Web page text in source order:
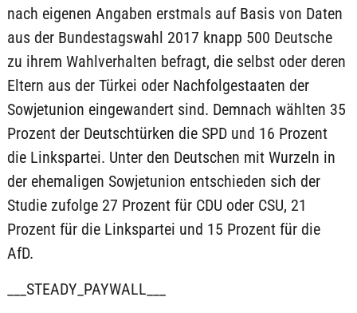
nach eigenen Angaben erstmals auf Basis von Daten
aus der Bundestagswahl 2017 knapp 500 Deutsche
zu ihrem Wahlverhalten befragt, die selbst oder deren
Eltern aus der Türkei oder Nachfolgestaaten der
Sowjetunion eingewandert sind. Demnach wählten 35
Prozent der Deutschtürken die SPD und 16 Prozent
die Linkspartei. Unter den Deutschen mit Wurzeln in
der ehemaligen Sowjetunion entschieden sich der
Studie zufolge 27 Prozent für CDU oder CSU, 21
Prozent für die Linkspartei und 15 Prozent für die
AfD.
___STEADY_PAYWALL___